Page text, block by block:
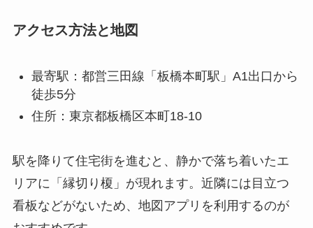
アクセス方法と地図
最寄駅：都営三田線「板橋本町駅」A1出口から
徒歩5分
住所：東京都板橋区本町18-10
駅を降りて住宅街を進むと、静かで落ち着いたエ
リアに「縁切り榎」が現れます。近隣には目立つ
看板などがないため、地図アプリを利用するのが